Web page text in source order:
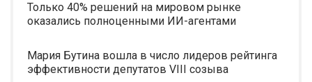
Только 40% решений на мировом рынке
оказались полноценными ИИ-агентами
Мария Бутина вошла в число лидеров рейтинга
эффективности депутатов VIII созыва